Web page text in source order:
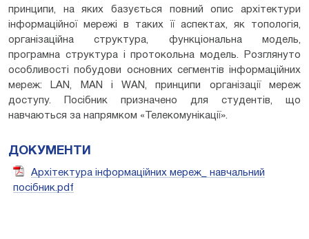
принципи, на яких базується повний опис архітектури
інформаційної мережі в таких її аспектах, як топологія,
організаційна структура, функціональна модель,
програмна структура і протокольна модель. Розглянуто
особливості побудови основних сегментів інформаційних
мереж: LAN, MAN і WAN, принципи організації мереж
доступу. Посібник призначено для студентів, що
навчаються за напрямком «Телекомунікації».
ДОКУМЕНТИ
Архітектура інформаційних мереж_ навчальний
посібник.pdf